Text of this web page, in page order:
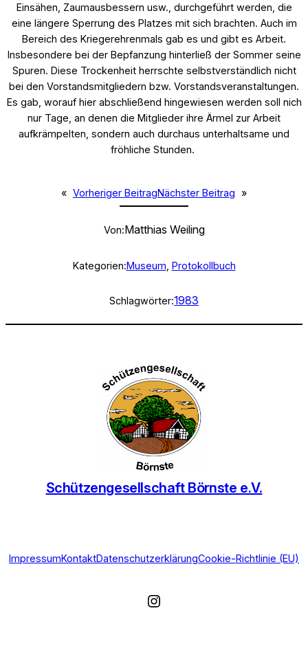
Einsähen, Zaumausbessern usw., durchgeführt werden, die
eine längere Sperrung des Platzes mit sich brachten. Auch im
Bereich des Kriegerehrenmals gab es und gibt es Arbeit.
Insbesondere bei der Bepfanzung hinterließ der Sommer seine
Spuren. Diese Trockenheit herrschte selbstverständlich nicht
bei den Vorstandsmitgliedern bzw. Vorstandsveranstaltungen.
Es gab, worauf hier abschließend hingewiesen werden soll nich
nur Tage, an denen die Mitglieder ihre Ärmel zur Arbeit
aufkrämpelten, sondern auch durchaus unterhaltsame und
fröhliche Stunden.
« Vorheriger BeitragNächster Beitrag »
Von:Matthias Weiling
Kategorien:Museum Protokollbuch
Schlagwörter:1983
Schützengesellschaft Börnste e.V.
ImpressumKontaktDatenschutzerklärungCookie-Richtlinie (EU)
Instagram